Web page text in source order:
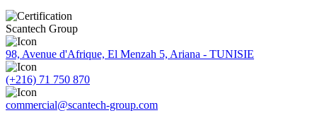
Scantech Group
98, Avenue d'Afrique, El Menzah 5, Ariana - TUNISIE
(+216) 71 750 870
commercial@scantech-group.com